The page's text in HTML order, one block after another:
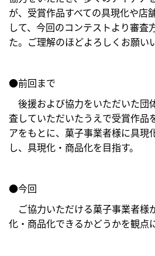
が、受賞作品すべての具現化や店
して、今回のコンテストより審査
た。ご理解のほどよろしくお願い
●前回まで
後援および協力をいただいた団
査していただいたうえで受賞作品
アをもとに、菓子事業者様に具現
し、具現化・商品化を目指す。
●今回
ご協力いただける菓子事業者様
化・商品化できるかどうかを観点